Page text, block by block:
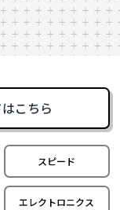
こちら
スピード
エレクトロニクス